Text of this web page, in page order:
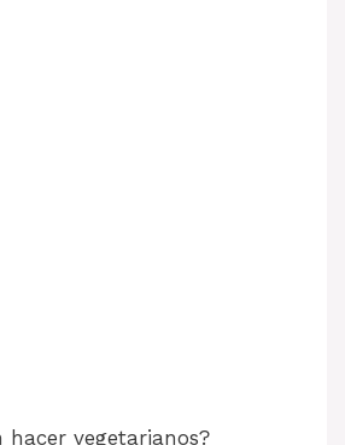
hacer vegetarianos?